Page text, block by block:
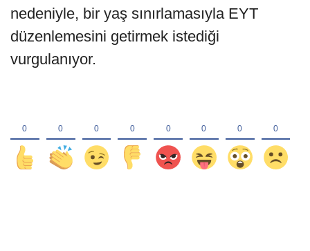
nedeniyle, bir yaş sınırlamasıyla EYT
düzenlemesini getirmek istediği
vurgulanıyor.